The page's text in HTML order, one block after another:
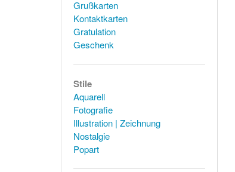
Grußkarten
Kontaktkarten
Gratulation
Geschenk
Stile
Aquarell
Fotografie
Illustration | Zeichnung
Nostalgie
Popart